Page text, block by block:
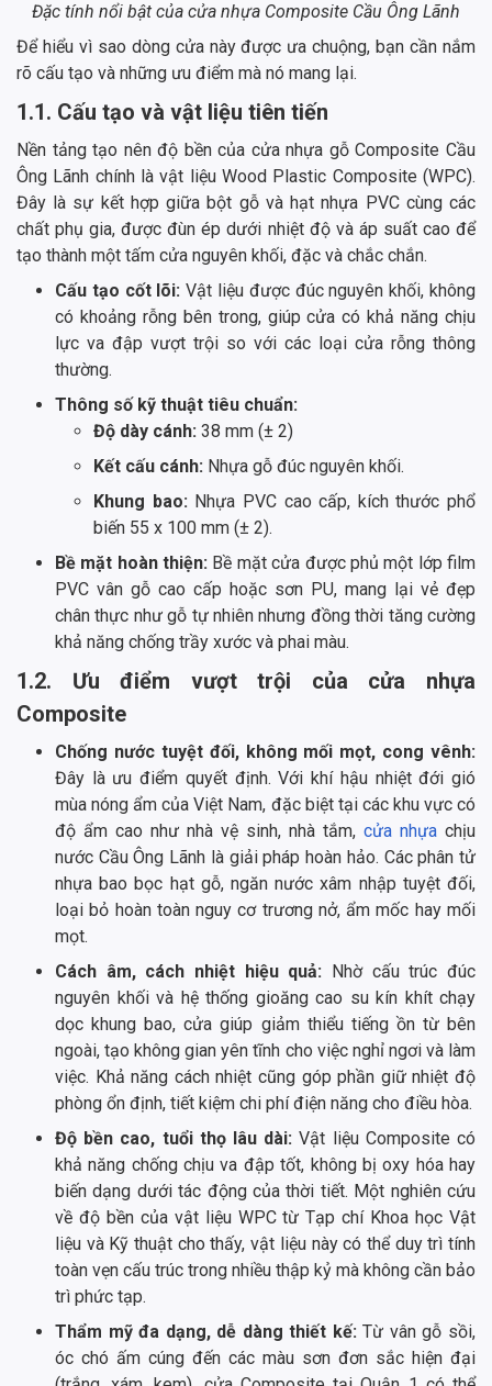
Đặc tính nổi bật của cửa nhựa Composite Cầu Ông Lãnh
Để hiểu vì sao dòng cửa này được ưa chuộng, bạn cần nắm
rõ cấu tạo và những ưu điểm mà nó mang lại.
1.1. Cấu tạo và vật liệu tiên tiến
Nền tảng tạo nên độ bền của cửa nhựa gỗ Composite Cầu
Ông Lãnh chính là vật liệu Wood Plastic Composite (WPC).
Đây là sự kết hợp giữa bột gỗ và hạt nhựa PVC cùng các
chất phụ gia, được đùn ép dưới nhiệt độ và áp suất cao để
tạo thành một tấm cửa nguyên khối, đặc và chắc chắn.
Cấu tạo cốt lõi: Vật liệu được đúc nguyên khối, không
có khoảng rỗng bên trong, giúp cửa có khả năng chịu
lực va đập vượt trội so với các loại cửa rỗng thông
thường.
Thông số kỹ thuật tiêu chuẩn:
Độ dày cánh: 38 mm (± 2)
Kết cấu cánh: Nhựa gỗ đúc nguyên khối.
Khung bao: Nhựa PVC cao cấp, kích thước phổ
biến 55 x 100 mm (± 2).
Bề mặt hoàn thiện: Bề mặt cửa được phủ một lớp film
PVC vân gỗ cao cấp hoặc sơn PU, mang lại vẻ đẹp
chân thực như gỗ tự nhiên nhưng đồng thời tăng cường
khả năng chống trầy xước và phai màu.
1.2. Ưu điểm vượt trội của cửa nhựa
Composite
Chống nước tuyệt đối, không mối mọt, cong vênh:
Đây là ưu điểm quyết định. Với khí hậu nhiệt đới gió
mùa nóng ẩm của Việt Nam, đặc biệt tại các khu vực có
độ ẩm cao như nhà vệ sinh, nhà tắm, cửa nhựa chịu
nước Cầu Ông Lãnh là giải pháp hoàn hảo. Các phân tử
nhựa bao bọc hạt gỗ, ngăn nước xâm nhập tuyệt đối,
loại bỏ hoàn toàn nguy cơ trương nở, ẩm mốc hay mối
mọt.
Cách âm, cách nhiệt hiệu quả: Nhờ cấu trúc đúc
nguyên khối và hệ thống gioăng cao su kín khít chạy
dọc khung bao, cửa giúp giảm thiểu tiếng ồn từ bên
ngoài, tạo không gian yên tĩnh cho việc nghỉ ngơi và làm
việc. Khả năng cách nhiệt cũng góp phần giữ nhiệt độ
phòng ổn định, tiết kiệm chi phí điện năng cho điều hòa.
Độ bền cao, tuổi thọ lâu dài:Vật liệu Composite có
khả năng chống chịu va đập tốt, không bị oxy hóa hay
biến dạng dưới tác động của thời tiết. Một nghiên cứu
về độ bền của vật liệu WPC từ Tạp chí Khoa học Vật
liệu và Kỹ thuật cho thấy, vật liệu này có thể duy trì tính
toàn vẹn cấu trúc trong nhiều thập kỷ mà không cần bảo
trì phức tạp.
Thẩm mỹ đa dạng, dễ dàng thiết kế:Từ vân gỗ sồi,
óc chó ấm cúng đến các màu sơn đơn sắc hiện đại